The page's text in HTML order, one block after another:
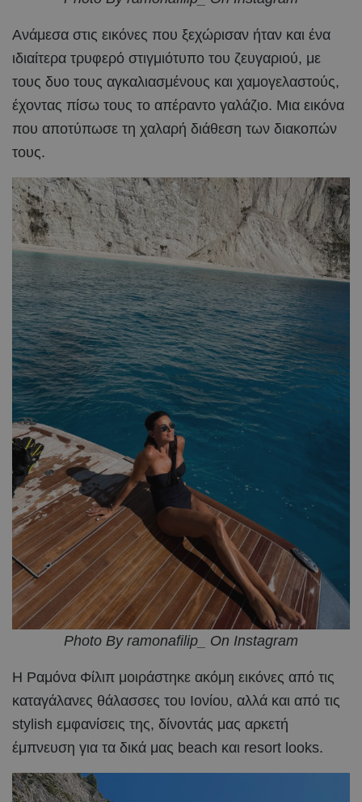
Ανάμεσα στις εικόνες που ξεχώρισαν ήταν και ένα
ιδιαίτερα τρυφερό στιγμιότυπο του ζευγαριού, με
τους δυο τους αγκαλιασμένους και χαμογελαστούς,
έχοντας πίσω τους το απέραντο γαλάζιο. Μια εικόνα
που αποτύπωσε τη χαλαρή διάθεση των διακοπών
τους.
Photo By ramonafilip_ On Instagram
Η Ραμόνα Φίλιπ μοιράστηκε ακόμη εικόνες από τις
καταγάλανες θάλασσες του Ιονίου, αλλά και από τις
stylish εμφανίσεις της, δίνοντάς μας αρκετή
έμπνευση για τα δικά μας beach και resort looks.